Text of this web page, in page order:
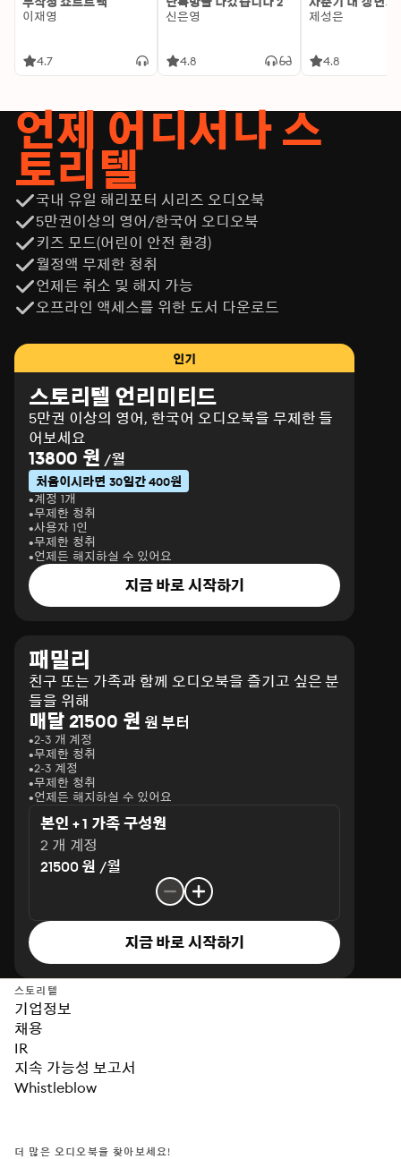
이재영
4.7
신은영
4.8
제성은
4.8
언제 어디서나 스
토리텔
국내 유일 해리포터 시리즈 오디오북
5만권이상의 영어/한국어 오디오북
키즈 모드(어린이 안전 환경)
월정액 무제한 청취
언제든 취소 및 해지 가능
오프라인 액세스를 위한 도서 다운로드
인기
스토리텔 언리미티드
5만권 이상의 영어, 한국어 오디오북을 무제한 들
어보세요
13800 원 /월
처음이시라면 30일간 400원
계정 1개
무제한 청취
사용자 1인
무제한 청취
언제든 해지하실 수 있어요
지금 바로 시작하기
패밀리
친구 또는 가족과 함께 오디오북을 즐기고 싶은 분
들을 위해
매달 21500 원 원 부터
2-3 개 계정
무제한 청취
2-3 계정
무제한 청취
언제든 해지하실 수 있어요
본인 + 1 가족 구성원
2 개 계정
21500 원 /월
지금 바로 시작하기
스토리텔
기업정보
채용
IR
지속 가능성 보고서
Whistleblow
더 많은 오디오북을 찾아보세요!